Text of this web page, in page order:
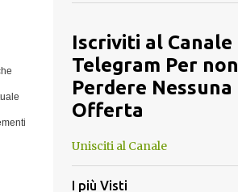
Iscriviti al Canale
Telegram Per non
Perdere Nessuna
Offerta
Unisciti al Canale
I più Visti